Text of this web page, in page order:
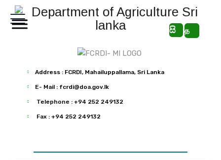
සි த
Address : FCRDI, Mahailuppallama, Sri Lanka
E- Mail : fcrdi@doa.gov.lk
Telephone : +94 252 249132
Fax : +94 252 249132